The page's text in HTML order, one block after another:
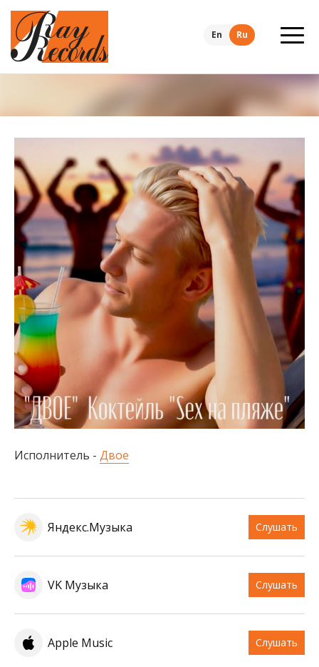
En Ru
Исполнитель - Двое
Яндекс.Музыка Слушать
VK Музыка Слушать
Apple Music Слушать